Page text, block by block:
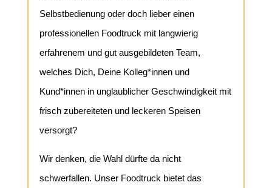
Selbstbedienung oder doch lieber einen
professionellen Foodtruck mit langwierig
erfahrenem und gut ausgebildeten Team,
welches Dich, Deine Kolleg*innen und
Kund*innen in unglaublicher Geschwindigkeit mit
frisch zubereiteten und leckeren Speisen
versorgt?
Wir denken, die Wahl dürfte da nicht
schwerfallen. Unser Foodtruck bietet das